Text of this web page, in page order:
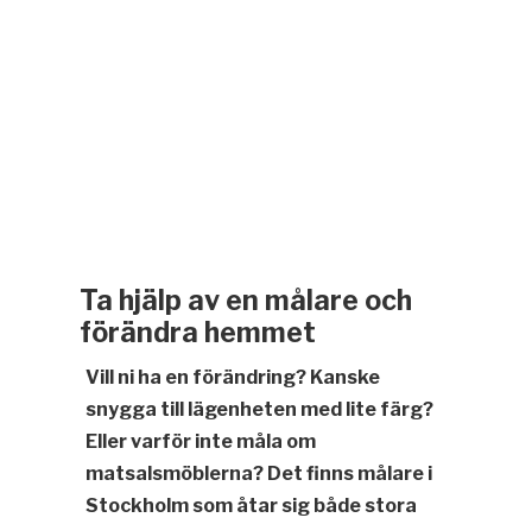
Ta hjälp av en målare och
förändra hemmet
Vill ni ha en förändring? Kanske
snygga till lägenheten med lite färg?
Eller varför inte måla om
matsalsmöblerna? Det finns målare i
Stockholm som åtar sig både stora